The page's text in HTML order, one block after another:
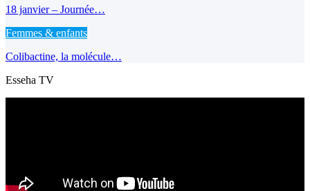
18 janvier – Journée…
Femmes & enfants
Colibactine, la molécule…
Esseha TV